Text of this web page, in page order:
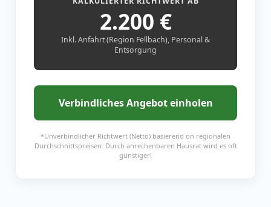
2.200 €
Inkl. Anfahrt (Region Fellbach), Personal &
Entsorgung
Verbindliches Angebot einholen
*Unverbindlicher Richtwert (Netto) basierend on regionalen
Durchschnittspreisen. Durch anrechenbaren Hausrat wird es oft
günstiger!